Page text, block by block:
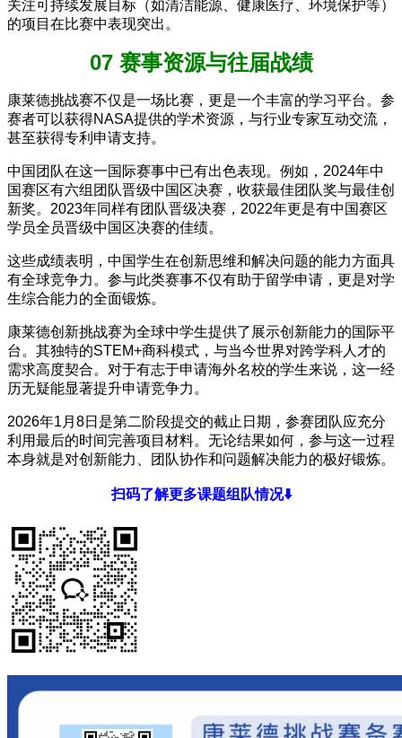
关注可持续发展目标（如清洁能源、健康医疗、环境保护等）
的项目在比赛中表现突出。
07 赛事资源与往届战绩
康莱德挑战赛不仅是一场比赛，更是一个丰富的学习平台。参
赛者可以获得NASA提供的学术资源，与行业专家互动交流，
甚至获得专利申请支持。
中国团队在这一国际赛事中已有出色表现。例如，2024年中
国赛区有六组团队晋级中国区决赛，收获最佳团队奖与最佳创
新奖。2023年同样有团队晋级决赛，2022年更是有中国赛区
学员全员晋级中国区决赛的佳绩。
这些成绩表明，中国学生在创新思维和解决问题的能力方面具
有全球竞争力。参与此类赛事不仅有助于留学申请，更是对学
生综合能力的全面锻炼。
康莱德创新挑战赛为全球中学生提供了展示创新能力的国际平
台。其独特的STEM+商科模式，与当今世界对跨学科人才的
需求高度契合。对于有志于申请海外名校的学生来说，这一经
历无疑能显著提升申请竞争力。
2026年1月8日是第二阶段提交的截止日期，参赛团队应充分
利用最后的时间完善项目材料。无论结果如何，参与这一过程
本身就是对创新能力、团队协作和问题解决能力的极好锻炼。
扫码了解更多课题组队情况⬇️